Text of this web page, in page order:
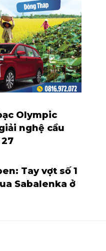
Olympic
nghệ cầu
Tay vợt số 1
Sabalenka ở